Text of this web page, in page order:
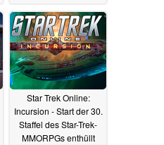
Star Trek Online:
Incursion - Start der 30.
Staffel des Star-Trek-
MMORPGs enthüllt